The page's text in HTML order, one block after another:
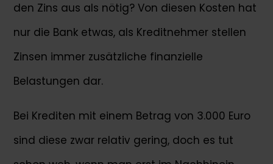
den Zins aus als nötig? Von diesen Kosten hat
nur die Bank etwas, als Kreditnehmer stellen
Zinsen immer zusätzliche finanzielle
Belastungen dar.
Bei Krediten mit einem Betrag von 3.000 Euro
sind diese zwar relativ gering, doch es tut